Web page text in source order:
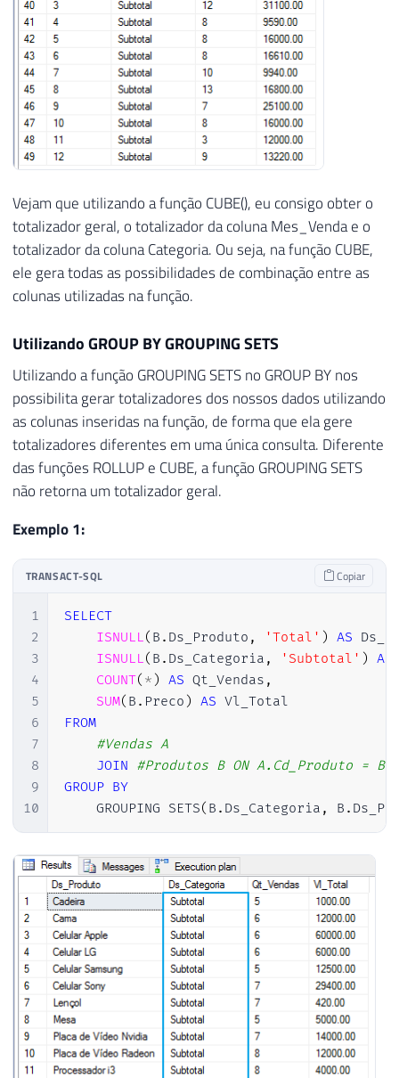
Vejam que utilizando a função CUBE(), eu consigo obter o
totalizador geral, o totalizador da coluna Mes_Venda e o
totalizador da coluna Categoria. Ou seja, na função CUBE,
ele gera todas as possibilidades de combinação entre as
colunas utilizadas na função.
Utilizando GROUP BY GROUPING SETS
Utilizando a função GROUPING SETS no GROUP BY nos
possibilita gerar totalizadores dos nossos dados utilizando
as colunas inseridas na função, de forma que ela gere
totalizadores diferentes em uma única consulta. Diferente
das funções ROLLUP e CUBE, a função GROUPING SETS
não retorna um totalizador geral.
Exemplo 1:
TRANSACT-SQL Copiar
1
2
3
4
5
6
7
8
9
10
SELECT
ISNULL( B . Ds_Produto , 'Total' ) AS
ISNULL( B . Ds_Categoria , 'Subtotal' ) AS
COUNT( * ) AS Qt_Vendas ,
SUM( B . Preco ) AS
FROM
#Vendas A
JOIN #Produtos B ON A.Cd_Produto =
GROUP BY
    GROUPING SETS
( B . Ds_Categoria , B .